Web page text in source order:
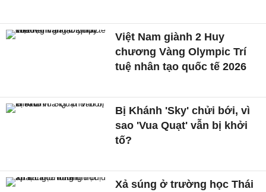
Việt Nam giành 2 Huy
chương Vàng Olympic Trí
tuệ nhân tạo quốc tế 2026
Bị Khánh 'Sky' chửi bới, vì
sao 'Vua Quạt' vẫn bị khởi
tố?
Xả súng ở trường học Thái